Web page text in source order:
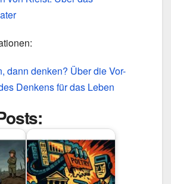
dann denken? Über die Vor-
Denkens für das Leben